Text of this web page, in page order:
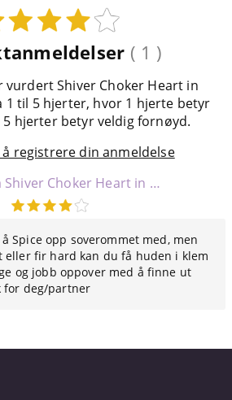
( 1 )
vurdert Shiver Choker Heart in
1 til 5 hjerter, hvor 1 hjerte betyr
hjerter betyr veldig fornøyd.
registrere din anmeldelse
Choker Heart in Chains
Spice opp soverommet med, men
fir hard kan du få huden i klem
og jobb oppover med å finne ut
for deg/partner